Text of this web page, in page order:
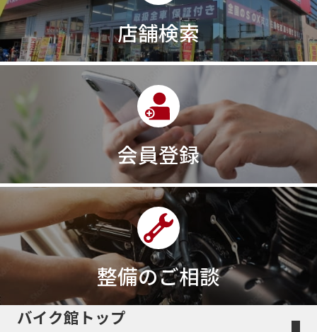
30th記念モデル30万以下30周年
30周年記念モデル313cc320台限定
320ｃｃ350cc35ps390390ADVENTURE
390DUKE390アドベンチャー
3気筒エンジン
3気筒クロスプレーン3点パニア
3輪スポーツバイク400400X ABS400cc
400ccアメリカン400アメリカン
400ｃｃスポーツ400ｃｃモタード
43馬力464848ps4D94V 4ストローク
4ミニ4月4気筒5/31 5000円 500cc
50cc
50cc新車50cc限定50th Anniversary
50thAnniversary50th記念モデル50周年
50周年記念モデル5600シリーズ
5インチカラーTFT液晶5バルブ5月600cc
店舗検索
会員登録
整備のご相談
バイク館トップ